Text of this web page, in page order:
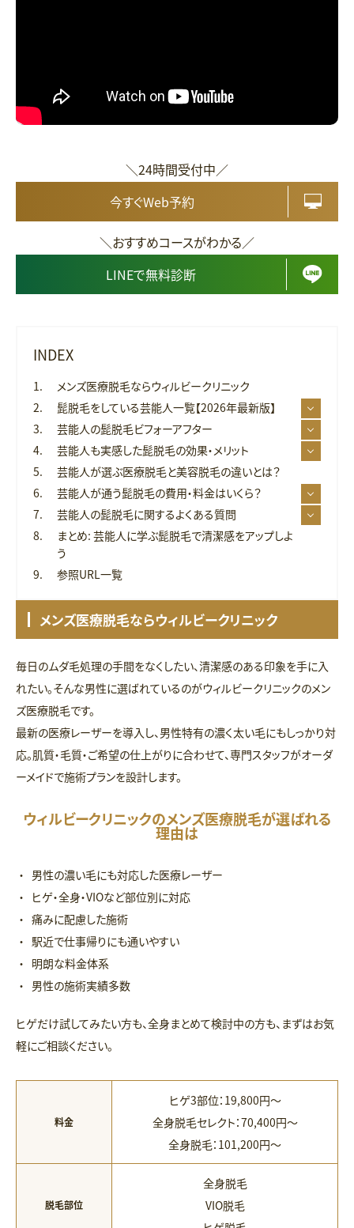
＼24時間受付中／
今すぐWeb予約
＼おすすめコースがわかる／
LINEで無料診断
INDEX
メンズ医療脱毛ならウィルビークリニック
髭脱毛をしている芸能人一覧【2026年最新版】
芸能人の髭脱毛ビフォーアフター
芸能人も実感した髭脱毛の効果・メリット
芸能人が選ぶ医療脱毛と美容脱毛の違いとは？
芸能人が通う髭脱毛の費用・料金はいくら？
芸能人の髭脱毛に関するよくある質問
まとめ: 芸能人に学ぶ髭脱毛で清潔感をアップしよ
う
参照URL一覧
メンズ医療脱毛ならウィルビークリニック
毎日のムダ毛処理の手間をなくしたい、清潔感のある印象を手に入
れたい。そんな男性に選ばれているのがウィルビークリニックのメン
ズ医療脱毛です。
最新の医療レーザーを導入し、男性特有の濃く太い毛にもしっかり対
応。肌質・毛質・ご希望の仕上がりに合わせて、専門スタッフがオーダ
ーメイドで施術プランを設計します。
ウィルビークリニックのメンズ医療脱毛が選ばれる
理由は
男性の濃い毛にも対応した医療レーザー
ヒゲ・全身・VIOなど部位別に対応
痛みに配慮した施術
駅近で仕事帰りにも通いやすい
明朗な料金体系
男性の施術実績多数
ヒゲだけ試してみたい方も、全身まとめて検討中の方も、まずはお気
軽にご相談ください。
料金
ヒゲ3部位：19,800円〜
全身脱毛セレクト：70,400円〜
全身脱毛：101,200円〜
脱毛部位
全身脱毛
VIO脱毛